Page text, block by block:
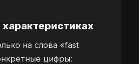
характеристиках
на слова «fast
цифры: